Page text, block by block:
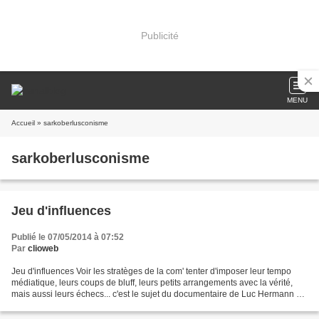
Publicité
MENU
Accueil » sarkoberlusconisme
sarkoberlusconisme
Jeu d'influences
Publié le 07/05/2014 à 07:52
Par clioweb
Jeu d'influences Voir les stratèges de la com' tenter d'imposer leur tempo
médiatique, leurs coups de bluff, leurs petits arrangements avec la vérité,
mais aussi leurs échecs... c'est le sujet du documentaire de Luc Hermann et